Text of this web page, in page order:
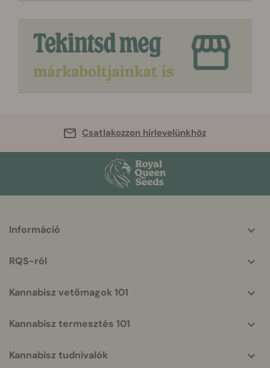
Csatlakozzon hírlevelünkhöz
helpful
Információ
RQS-ról
Kannabisz vetőmagok 101
Kannabisz termesztés 101
Kannabisz tudnivalók